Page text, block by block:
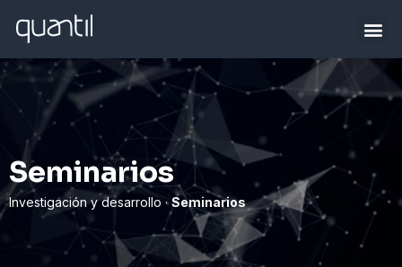
Seminarios
Investigación y desarrollo ·Seminarios